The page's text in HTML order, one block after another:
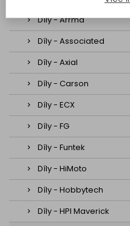
Díly - Arrma
Díly - Associated
Díly - Axial
Díly - Carson
Díly - ECX
Díly - FG
Díly - Funtek
Díly - HiMoto
Díly - Hobbytech
Díly - HPI Maverick